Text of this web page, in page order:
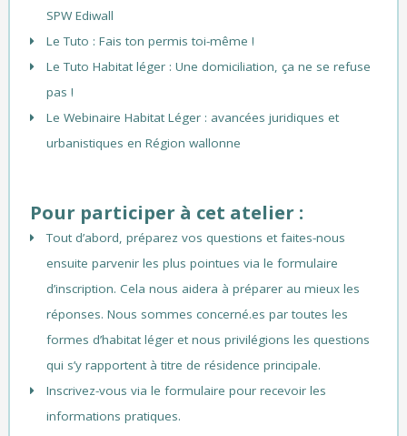
SPW Ediwall
Le Tuto : Fais ton permis toi-même !
Le Tuto Habitat léger : Une domiciliation, ça ne se refuse
pas !
Le Webinaire Habitat Léger : avancées juridiques et
urbanistiques en Région wallonne
Pour participer à cet atelier :
Tout d’abord, préparez vos questions et faites-nous
ensuite parvenir les plus pointues via le formulaire
d’inscription. Cela nous aidera à préparer au mieux les
réponses. Nous sommes concerné.es par toutes les
formes d’habitat léger et nous privilégions les questions
qui s’y rapportent à titre de résidence principale.
Inscrivez-vous via le formulaire pour recevoir les
informations pratiques.